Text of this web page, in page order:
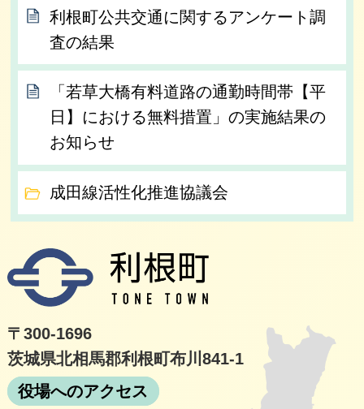
利根町公共交通に関するアンケート調
査の結果
「若草大橋有料道路の通勤時間帯【平
日】における無料措置」の実施結果の
お知らせ
成田線活性化推進協議会
〒300-1696
茨城県北相馬郡利根町布川841-1
役場へのアクセス